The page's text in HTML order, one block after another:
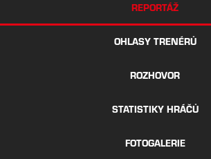
REPORTÁŽ
OHLASY TRENÉRŮ
ROZHOVOR
STATISTIKY HRÁČŮ
FOTOGALERIE